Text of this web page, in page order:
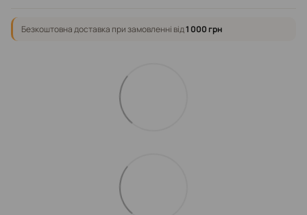
Безкоштовна доставка при замовленні від1 000 грн